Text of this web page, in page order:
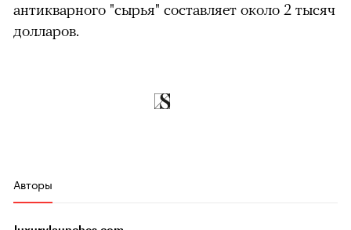
антикварного "сырья" составляет около 2 тысяч
долларов.
Авторы